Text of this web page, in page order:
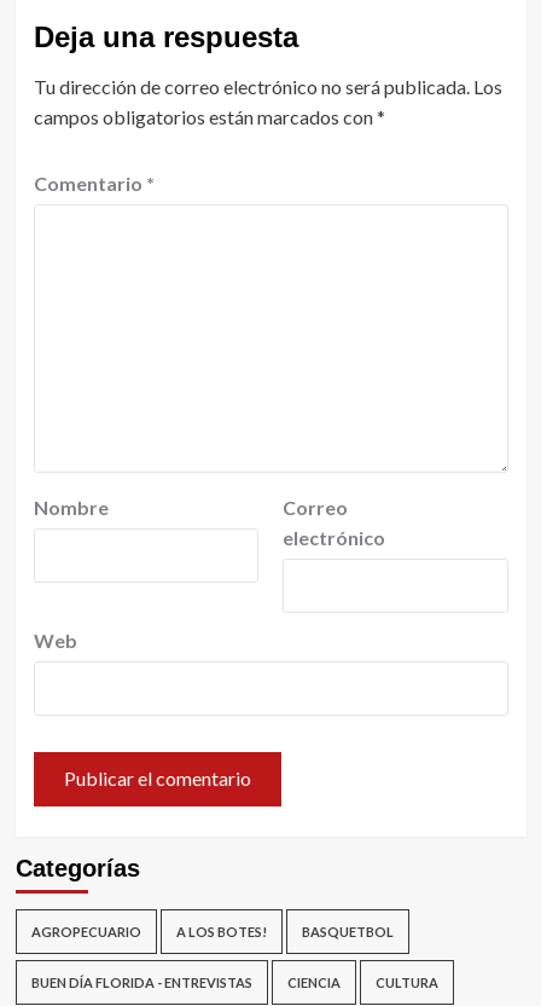
Deja una respuesta
Tu dirección de correo electrónico no será publicada. Los
campos obligatorios están marcados con*
Comentario *
Nombre
Correo
electrónico
Web
Categorías
AGROPECUARIO A LOS BOTES! BASQUETBOL
BUEN DÍA FLORIDA - ENTREVISTAS CIENCIA CULTURA